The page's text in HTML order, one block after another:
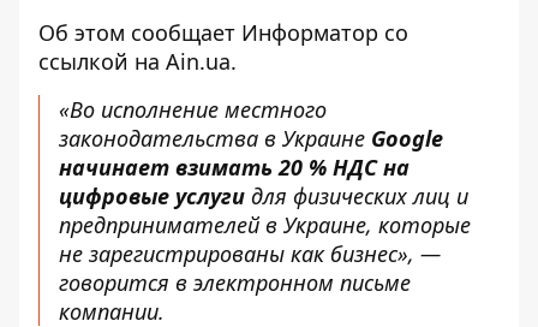
Об этом сообщает Информатор со
ссылкой на Ain.ua.
«Во исполнение местного
законодательства в Украине Google
начинает взимать 20 % НДС на
цифровые услуги для физических лиц и
предпринимателей в Украине, которые
не зарегистрированы как бизнес», —
говорится в электронном письме
компании.